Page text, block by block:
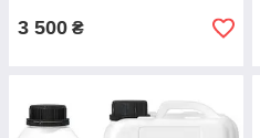
3 500 ₴